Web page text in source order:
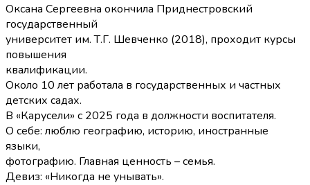
Оксана Сергеевна окончила Приднестровский
государственный
университет им. Т.Г. Шевченко (2018), проходит курсы
повышения
квалификации.
Около 10 лет работала в государственных и частных
детских садах.
В «Карусели» с 2025 года в должности воспитателя.
О себе: люблю географию, историю, иностранные
языки,
фотографию. Главная ценность – семья.
Девиз: «Никогда не унывать».